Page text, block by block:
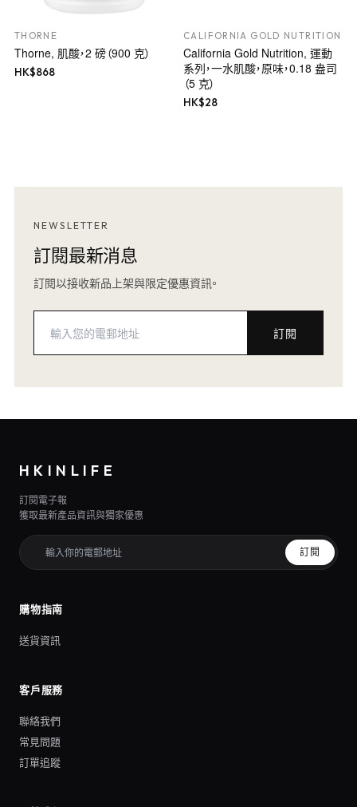
THORNE
Thorne, 肌酸，2 磅（900 克）
HK$868
CALIFORNIA GOLD NUTRITION
California Gold Nutrition, 運動
系列，一水肌酸，原味，0.18 盎司
（5 克）
HK$28
NEWSLETTER
訂閱最新消息
訂閱以接收新品上架與限定優惠資訊。
訂閱
HKINLIFE
訂閱電子報
獲取最新產品資訊與獨家優惠
訂閱
購物指南
送貨資訊
客戶服務
聯絡我們
常見問題
訂單追蹤